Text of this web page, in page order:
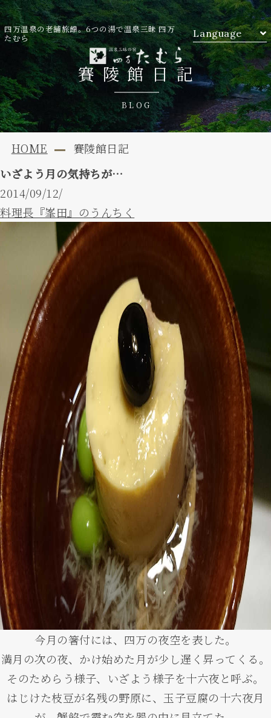
四万温泉の老舗旅館。6つの湯で温泉三昧 四万
たむら
Language
賽陵館日記
BLOG
HOME
賽陵館日記
いざよう月の気持ちが…
2014/09/12/
料理長『峯田』のうんちく
今月の箸付には、四万の夜空を表した。
満月の次の夜、かけ始めた月が少し遅く昇ってくる。
そのためらう様子、いざよう様子を十六夜と呼ぶ。
はじけた枝豆が名残の野原に、玉子豆腐の十六夜月